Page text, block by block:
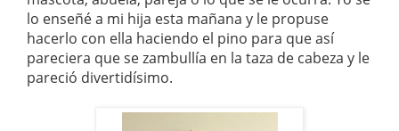
lo enseñé a mi hija esta mañana y le propuse
hacerlo con ella haciendo el pino para que así
pareciera que se zambullía en la taza de cabeza y le
pareció divertidísimo.